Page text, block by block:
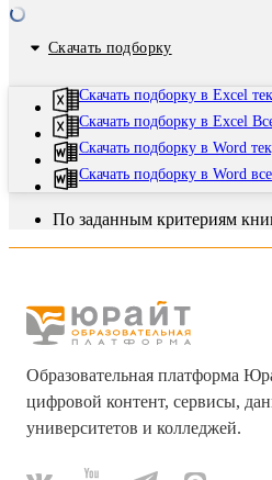
Скачать подборку
Скачать подборку в Excel
Скачать подборку в Excel
Скачать подборку в Word
Скачать подборку в Word
По заданным критериям
Образовательная платформа
цифровой контент, сервисы,
университетов и колледжей.